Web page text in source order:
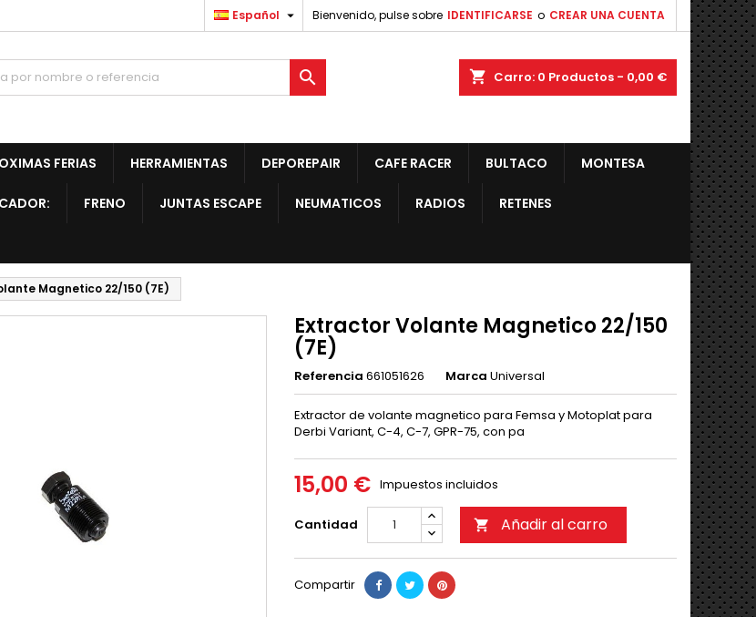
Bienvenido, pulse sobre IDENTIFICARSE o CREAR UNA CUENTA
Español 
shopping_cart Carro: 0 Productos - 0,00 €

FERIAS HERRAMIENTAS DEPOREPAIR CAFE RACER BULTACO MONTESA
FRENO JUNTAS ESCAPE NEUMATICOS RADIOS RETENES
Magnetico 22/150 (7E)
Extractor Volante Magnetico 22/150
(7E)
Referencia 661051626 Marca Universal
Extractor de volante magnetico para Femsa y Motoplat para
Derbi Variant, C-4, C-7, GPR-75, con pa
15,00 € Impuestos incluidos
Cantidad  Añadir al carro
Compartir